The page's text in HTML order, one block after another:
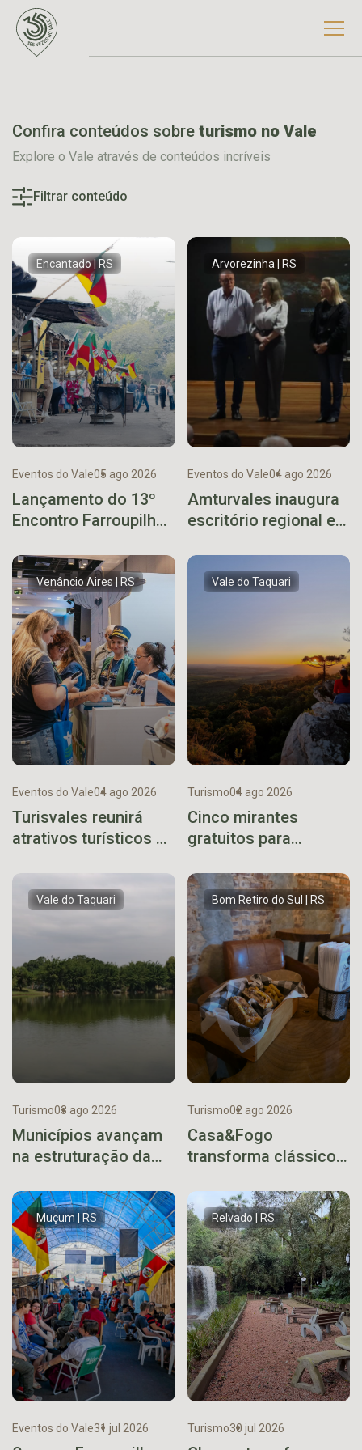
Confira conteúdos sobre turismo no Vale
Explore o Vale através de conteúdos incríveis
Filtrar conteúdo
Encantado | RS
Eventos do Vale05 ago 2026
Lançamento do 13º
Encontro Farroupilha
neste sábado
Arvorezinha | RS
Eventos do Vale04 ago 2026
Amturvales inaugura
escritório regional em
Venâncio Aires | RS
Eventos do Vale04 ago 2026
Turisvales reunirá
atrativos turísticos de
Rio Grande do Sul
Vale do Taquari
Turismo04 ago 2026
Cinco mirantes
gratuitos para
Taquari
Vale do Taquari
Turismo03 ago 2026
Municípios avançam
na estruturação da
reunião técnica
Bom Retiro do Sul | RS
Turismo02 ago 2026
Casa&Fogo
transforma clássico
gaúcho
Muçum | RS
Eventos do Vale31 jul 2026
Relvado | RS
Turismo30 jul 2026